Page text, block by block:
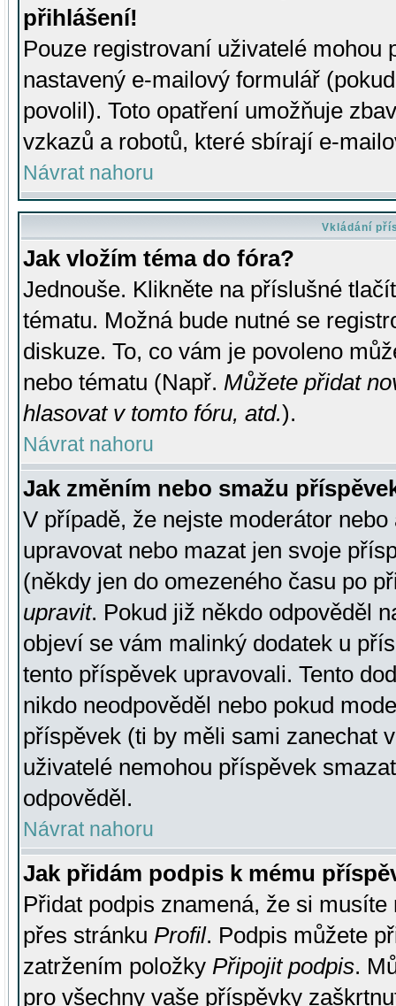
přihlášení!
Pouze registrovaní uživatelé mohou
nastavený e-mailový formulář
povolil). Toto opatření umožňuje
vzkazů a robotů, které sbírají e-
Návrat nahoru
Vkládání
Jak vložím téma do fóra?
Jednouše. Klikněte na příslušné
tématu. Možná bude nutné se
diskuze. To, co vám je povoleno
nebo tématu (Např. Můžete přidat
hlasovat v tomto fóru, atd.).
Návrat nahoru
Jak změním nebo smažu
V případě, že nejste moderátor
upravovat nebo mazat jen svoje
(někdy jen do omezeného času po
upravit. Pokud již někdo odpověděl
objeví se vám malinký dodatek u
tento příspěvek upravovali. Tento
nikdo neodpověděl nebo pokud
příspěvek (ti by měli sami zanechat
uživatelé nemohou příspěvek
odpověděl.
Návrat nahoru
Jak přidám podpis k mému
Přidat podpis znamená, že si
přes stránku Profil. Podpis můžete
zatržením položky Připojit podpis.
pro všechny vaše příspěvky